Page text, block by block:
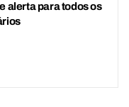
alerta para todos os